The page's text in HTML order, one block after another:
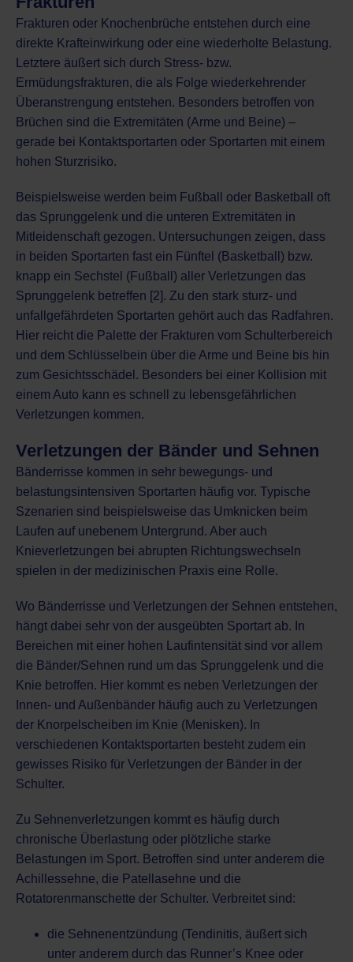
Frakturen oder Knochenbrüche entstehen durch eine
direkte Krafteinwirkung oder eine wiederholte Belastung.
Letztere äußert sich durch Stress- bzw.
Ermüdungsfrakturen, die als Folge wiederkehrender
Überanstrengung entstehen. Besonders betroffen von
Brüchen sind die Extremitäten (Arme und Beine) –
gerade bei Kontaktsportarten oder Sportarten mit einem
hohen Sturzrisiko.
Beispielsweise werden beim Fußball oder Basketball oft
das Sprunggelenk und die unteren Extremitäten in
Mitleidenschaft gezogen. Untersuchungen zeigen, dass
in beiden Sportarten fast ein Fünftel (Basketball) bzw.
knapp ein Sechstel (Fußball) aller Verletzungen das
Sprunggelenk betreffen [2]. Zu den stark sturz- und
unfallgefährdeten Sportarten gehört auch das Radfahren.
Hier reicht die Palette der Frakturen vom Schulterbereich
und dem Schlüsselbein über die Arme und Beine bis hin
zum Gesichtsschädel. Besonders bei einer Kollision mit
einem Auto kann es schnell zu lebensgefährlichen
Verletzungen kommen.
Verletzungen der Bänder und Sehnen
Bänderrisse kommen in sehr bewegungs- und
belastungsintensiven Sportarten häufig vor. Typische
Szenarien sind beispielsweise das Umknicken beim
Laufen auf unebenem Untergrund. Aber auch
Knieverletzungen bei abrupten Richtungswechseln
spielen in der medizinischen Praxis eine Rolle.
Wo Bänderrisse und Verletzungen der Sehnen entstehen,
hängt dabei sehr von der ausgeübten Sportart ab. In
Bereichen mit einer hohen Laufintensität sind vor allem
die Bänder/Sehnen rund um das Sprunggelenk und die
Knie betroffen. Hier kommt es neben Verletzungen der
Innen- und Außenbänder häufig auch zu Verletzungen
der Knorpelscheiben im Knie (Menisken). In
verschiedenen Kontaktsportarten besteht zudem ein
gewisses Risiko für Verletzungen der Bänder in der
Schulter.
Zu Sehnenverletzungen kommt es häufig durch
chronische Überlastung oder plötzliche starke
Belastungen im Sport. Betroffen sind unter anderem die
Achillessehne, die Patellasehne und die
Rotatorenmanschette der Schulter. Verbreitet sind:
die Sehnenentzündung (Tendinitis, äußert sich
unter anderem durch das Runner’s Knee oder